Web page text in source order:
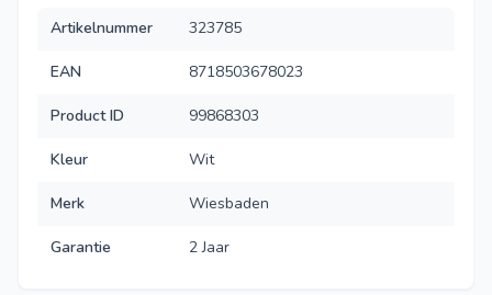
Artikelnummer 323785
EAN 8718503678023
Product ID 99868303
Kleur Wit
Merk Wiesbaden
Garantie 2 Jaar